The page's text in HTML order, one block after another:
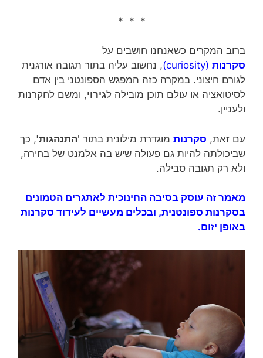
* * *
ברוב המקרים כשאנחנו חושבים על
סקרנות (curiosity)
, נחשוב עליה בתור תגובה אורגנית
לגורם חיצוני. במקרה כזה המפגש הספונטני בין אדם
לסיטואציה או עולם תוכן מובילה לגירוי, ומשם לחקרנות
ולעניין.
עם זאת, סקרנות מוגדרת מילונית בתור 'התנהגות', כך
שביכולתה להיות גם פעולה שיש בה אלמנט של בחירה,
ולא רק תגובה סבילה.
מאמר זה עוסק בסיבה החינוכית לאתגרים הטמונים
בסקרנות ספונטנית, ובכלים מעשיים לעידוד סקרנות
באופן יזום.